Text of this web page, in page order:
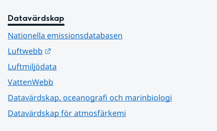
Datavärdskap
Nationella emissionsdatabasen
Luftwebb
Luftmiljödata
VattenWebb
Datavärdskap, oceanografi och marinbiologi
Datavärdskap för atmosfärkemi